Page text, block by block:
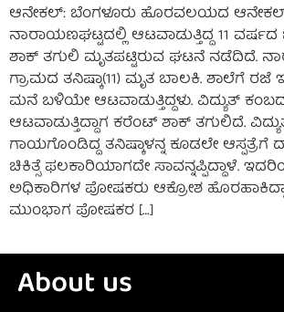
ಆನೇಕಲ್‌: ಬೆಂಗಳೂರು ಹೊರವಲಯದ
ನಾರಾಯಣಘಟ್ಟದಲ್ಲಿ ಆಟವಾಡುತ್ತಿದ್ದ 11
ಶಾಕ್‌ ತಗುಲಿ ಮೃತಪಟ್ಟಿರುವ ಘಟನೆ ನಡೆದಿದೆ.
ಗ್ರಾಮದ ತನಿಷ್ಕಾ(11) ಮೃತ ಬಾಲಕಿ. ಶಾಲೆಗೆ ರಜೆ
ಮನೆ ಬಳಿಯೇ ಆಟವಾಡುತ್ತಿದ್ದಳು. ವಿದ್ಯುತ್‌
ಆಟವಾಡುತ್ತಿದ್ದಾಗ ಕರೆಂಟ್‌ ಶಾಕ್‌ ತಗುಲಿದೆ.
ಗಾಯಗೊಂಡಿದ್ದ ತನಿಷ್ಕಾಳನ್ನ ಕೂಡಲೇ ಆಸ್ಪತ್ರೆಗೆ
ಚಿಕಿತ್ಸೆ ಫಲಕಾರಿಯಾಗದೇ ಸಾವನ್ನಪ್ಪಿದ್ದಾಳೆ.
ಅಧಿಕಾರಿಗಳ ಪೋಷಕರು ಆಕ್ರೋಶ
ಮುಂಭಾಗ ಪೋಷಕರ […]
About us